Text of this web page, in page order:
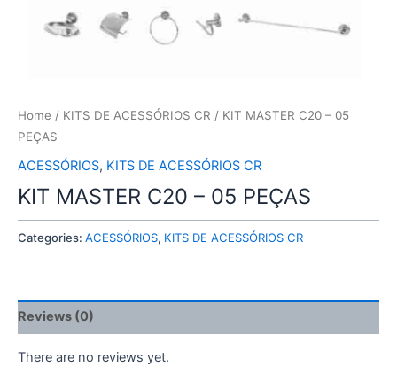
Home / KITS DE ACESSÓRIOS CR / KIT MASTER C20 – 05
PEÇAS
ACESSÓRIOS, KITS DE ACESSÓRIOS CR
KIT MASTER C20 – 05 PEÇAS
Categories: ACESSÓRIOS, KITS DE ACESSÓRIOS CR
Reviews (0)
There are no reviews yet.